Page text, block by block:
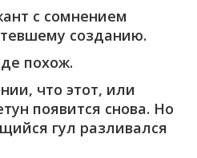
с сомнением
созданию.
похож.
что этот, или
появится снова. Но
гул разливался